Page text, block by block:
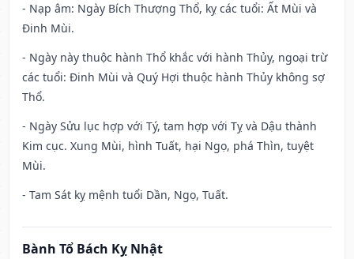
- Nạp âm: Ngày Bích Thượng Thổ, kỵ các tuổi: Ất Mùi và
Đinh Mùi.
- Ngày này thuộc hành Thổ khắc với hành Thủy, ngoại trừ
các tuổi: Đinh Mùi và Quý Hợi thuộc hành Thủy không sợ
Thổ.
- Ngày Sửu lục hợp với Tý, tam hợp với Tỵ và Dậu thành
Kim cục. Xung Mùi, hình Tuất, hại Ngọ, phá Thìn, tuyệt
Mùi.
- Tam Sát kỵ mệnh tuổi Dần, Ngọ, Tuất.
Bành Tổ Bách Kỵ Nhật